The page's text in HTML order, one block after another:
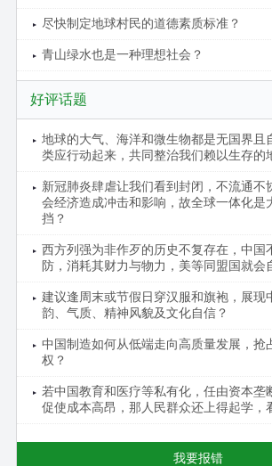
尽快制定地球村民的道德素质标准？
青山绿水也是一种理想社会？
好评话题
地球的大气、海洋和微生物都是无国界且
类应行动起来，共同整治我们赖以生存的
新冠肺炎肆虐让我们看到封闭，不流通不
会经济造成冲击和影响，故全球一体化是
挡？
西方列强为非作歹的历史不复存在，中国
防，消耗其财力与物力，美等同盟国就会
建议逢周末或节假日穿汉服和旗袍，展现
韵、气质、精神风貌及文化自信？
中国制造如何从低端走向高质量发展，抢
权？
若中国教育和医疗等私有化，任由资本垄
促使成本高昂，那人民群众还上得起学，
我要报错